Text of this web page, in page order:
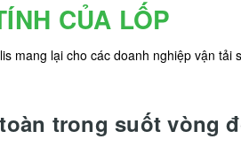
CỦA LỐP
mang lại cho các doanh nghiệp vận
trong suốt vòng